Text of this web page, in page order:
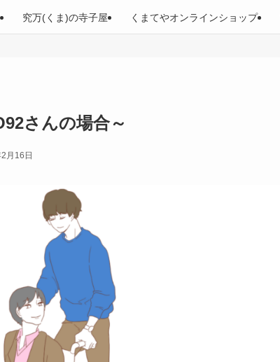
究万(くま)の寺子屋 くまてやオンラインショップ
さんの場合～
月16日